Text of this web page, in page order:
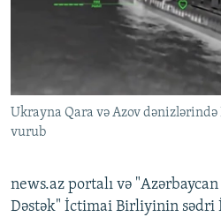
Ukrayna Qara və Azov
vurub
news.az portalı və
Dəstək" İctimai Birliyinin sədri